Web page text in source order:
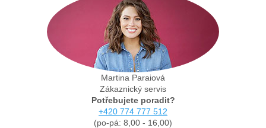
Martina Paraiová
Zákaznický servis
Potřebujete poradit?
+420 774 777 512
(po-pá: 8,00 - 16,00)